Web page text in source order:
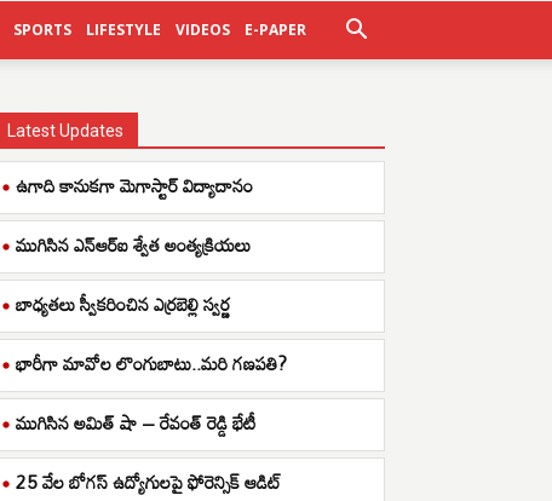
SPORTS LIFESTYLE VIDEOS E-PAPER
Latest Updates
ఉగాది కానుకగా మెగాస్టార్ విద్యాదానం
ముగిసిన ఎన్ఆర్ఐ శ్వేత అంత్యక్రియలు
బాధ్యతలు స్వీకరించిన ఎర్రబెల్లి స్వర్ణ
భారీగా మావోల లొంగుబాటు..మరి గణపతి?
ముగిసిన అమిత్ షా – రేవంత్ రెడ్డి భేటీ
25 వేల బోగస్ ఉద్యోగులపై ఫోరెన్సిక్ ఆడిట్